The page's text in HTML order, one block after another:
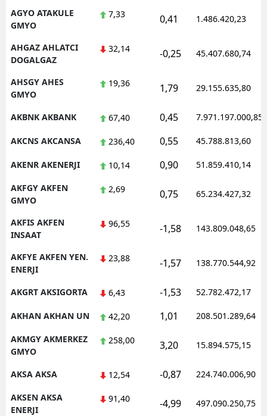
AGYO ATAKULE
GMYO
7,33 0,41 1.486.420,23
AHGAZ AHLATCI
DOGALGAZ
32,14 -0,25 45.407.680,74
AHSGY AHES
GMYO
19,36 1,79 29.155.635,80
AKBNK AKBANK 67,40 0,45 7.971.197.000,85
AKCNS AKCANSA 236,40 0,55 45.788.813,60
AKENR AKENERJI 10,14 0,90 51.859.410,14
AKFGY AKFEN
GMYO
2,69 0,75 65.234.427,32
AKFIS AKFEN
INSAAT
96,55 -1,58 143.809.048,65
AKFYE AKFEN YEN.
ENERJI
23,88 -1,57 138.770.544,92
AKGRT AKSIGORTA 6,43 -1,53 52.782.472,17
AKHAN AKHAN UN 42,20 1,01 208.501.289,64
AKMGY AKMERKEZ
GMYO
258,00 3,20 15.894.575,15
AKSA AKSA 12,54 -0,87 224.740.006,90
AKSEN AKSA
ENERJI
91,40 -4,99 497.090.250,75